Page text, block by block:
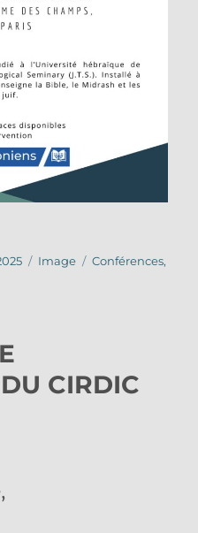
Format
Image Catégories
Conférences,
CIRDIC